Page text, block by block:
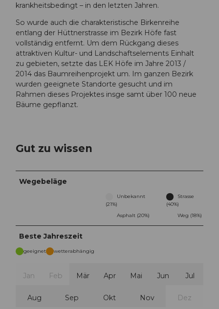
krankheitsbedingt – in den letzten Jahren.
So wurde auch die charakteristische Birkenreihe
entlang der Hüttnerstrasse im Bezirk Höfe fast
vollständig entfernt. Um dem Rückgang dieses
attraktiven Kultur- und Landschaftselements Einhalt
zu gebieten, setzte das LEK Höfe im Jahre 2013 /
2014 das Baumreihenprojekt um. Im ganzen Bezirk
wurden geeignete Standorte gesucht und im
Rahmen dieses Projektes insge samt über 100 neue
Bäume gepflanzt.
Gut zu wissen
Wegebeläge
Unbekannt
(21%)
Strasse
(40%)
Asphalt (20%)
Weg (18%)
Beste Jahreszeit
geeignet wetterabhängig
Jan Feb Mär Apr Mai Jun Jul
Aug Sep Okt Nov Dez